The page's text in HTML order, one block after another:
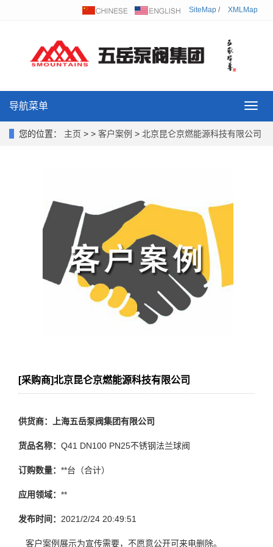
SiteMap / XMLMap
导航菜单
您的位置： 主页 > > 客户案例 > 北京昆仑京燃能源科技有限公司
[采购商]北京昆仑京燃能源科技有限公司
供货商：上海五岳泵阀集团有限公司
货品名称： Q41 DN100 PN25不锈钢法兰球阀
订购数量： **台（合计）
应用领域： **
发布时间： 2021/2/24 20:49:51
客户案例展示为宣传需要，不愿意公开可来电删除。